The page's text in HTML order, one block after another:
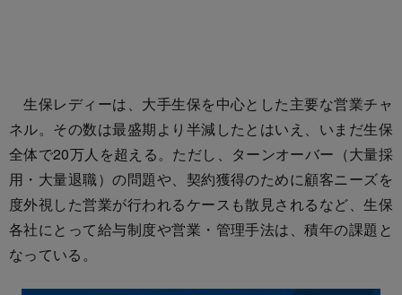
生保レディーは、大手生保を中心とした主要な営業チャ
ネル。その数は最盛期より半減したとはいえ、いまだ生保
全体で20万人を超える。ただし、ターンオーバー（大量採
用・大量退職）の問題や、契約獲得のために顧客ニーズを
度外視した営業が行われるケースも散見されるなど、生保
各社にとって給与制度や営業・管理手法は、積年の課題と
なっている。